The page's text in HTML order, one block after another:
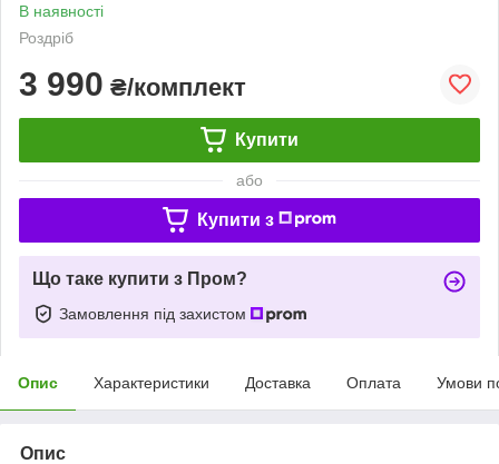
В наявності
Роздріб
3 990 ₴/комплект
Купити
або
Купити з
Що таке купити з Пром?
Замовлення під захистом
Опис Характеристики Доставка Оплата Умови
Опис